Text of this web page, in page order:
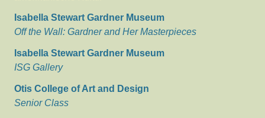
Isabella Stewart Gardner Museum
Off the Wall: Gardner and Her Masterpieces
Isabella Stewart Gardner Museum
ISG Gallery
Otis College of Art and Design
Senior Class